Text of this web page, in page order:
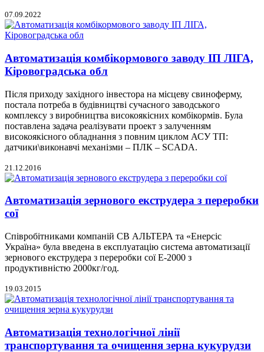
07.09.2022
Автоматизація комбікормового заводу ІП ЛІГА,
Кіровоградська обл
Після приходу західного інвестора на місцеву свиноферму,
постала потреба в будівництві сучасного заводського
комплексу з виробництва високоякісних комбікормів. Була
поставлена задача реалізувати проект з залученням
високоякісного обладнання з повним циклом АСУ ТП:
датчики\виконавчі механізми – ПЛК – SCADA.
21.12.2016
Автоматизація зернового екструдера з переробки
сої
Співробітниками компаній СВ АЛЬТЕРА та «Енерсіс
Україна» була введена в експлуатацію система автоматизації
зернового екструдера з переробки сої Е-2000 з
продуктивністю 2000кг/год.
19.03.2015
Автоматизація технологічної лінії
транспортування та очищення зерна кукурудзи